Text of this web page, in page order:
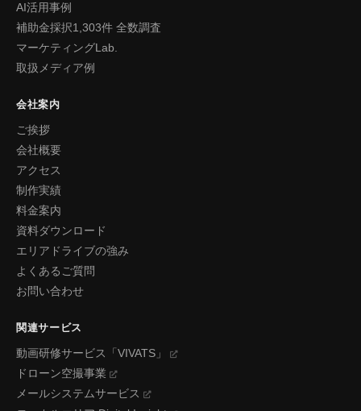
AI活用事例
補助金採択1,303件 全数調査
マーケティングLab.
取扱メディア例
会社案内
ご挨拶
会社概要
アクセス
制作実績
料金案内
資料ダウンロード
エリアドライブの強み
よくあるご質問
お問い合わせ
関連サービス
動画研修サービス「VIVATS」
ドローン空撮事業
メールシステムサービス